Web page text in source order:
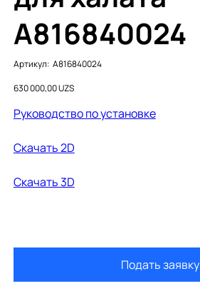
A816840024
Артикул:
Артикул:
A816840024
A816840024
Цена
630 000,00 UZS
Руководство по установке
Cкачать 2D
Cкачать 3D
Подать заявку